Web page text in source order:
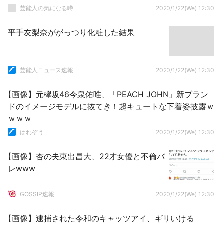
芸能人の気になる噂 2020/1/22(We) 12:30
平手友梨奈ががっつり化粧した結果
芸能人ニュース速報 2020/1/22(We) 12:30
【画像】元欅坂46今泉佑唯、「PEACH JOHN」新ブラン
ドのイメージモデルに抜てき！超キュートな下着姿披露ｗ
ｗｗｗ
はれぞう 2020/1/22(We) 12:30
【画像】杏の夫東出昌大、22才女優と不倫バ
レwww
GOSSIP速報 2020/1/22(We) 12:30
【画像】逮捕された令和のキャッツアイ、ギリいける